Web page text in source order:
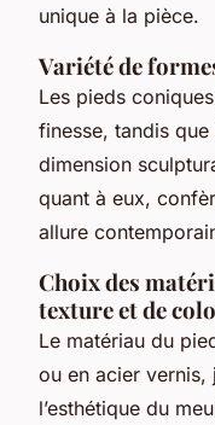
unique à la pièce.
Variété de
Les pieds
finesse, tandis
dimension
quant à eux,
allure
Choix des
texture et de
Le matériau du
ou en acier vernis,
l’esthétique du